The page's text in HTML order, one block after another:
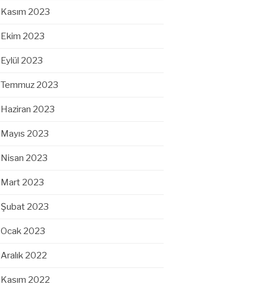
Kasım 2023
Ekim 2023
Eylül 2023
Temmuz 2023
Haziran 2023
Mayıs 2023
Nisan 2023
Mart 2023
Şubat 2023
Ocak 2023
Aralık 2022
Kasım 2022